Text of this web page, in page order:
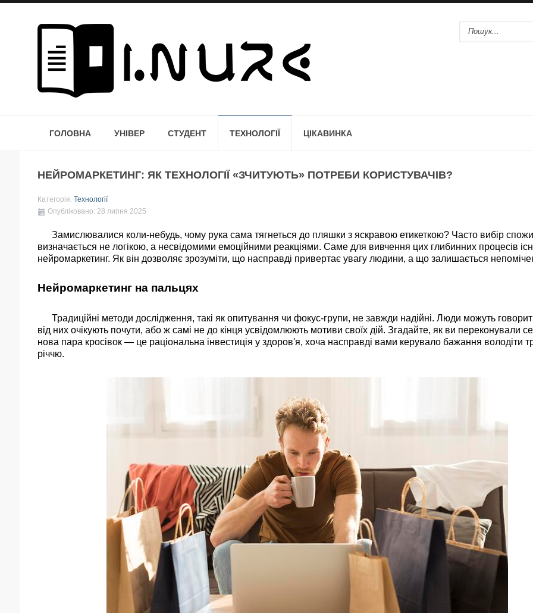
ГОЛОВНА УНІВЕР СТУДЕНТ ТЕХНОЛОГІЇ ЦІКАВИНКА
НЕЙРОМАРКЕТИНГ: ЯК ТЕХНОЛОГІЇ «ЗЧИТУЮТЬ» ПОТРЕБИ КОРИСТУВАЧІВ?
Категорія: Технології
Опубліковано: 28 липня 2025
Замислювалися коли-небудь, чому рука сама тягнеться до пляшки з яскравою етикеткою? Часто вибір
визначається не логікою, а несвідомими емоційними реакціями. Саме для вивчення цих глибинних процесів
нейромаркетинг. Як він дозволяє зрозуміти, що насправді привертає увагу людини, а що залишається
Нейромаркетинг на пальцях
Традиційні методи дослідження, такі як опитування чи фокус-групи, не завжди надійні. Люди можуть
від них очікують почути, або ж самі не до кінця усвідомлюють мотиви своїх дій. Згадайте, як ви переконували
нова пара кросівок — це раціональна інвестиція у здоров'я, хоча насправді вами керувало бажання володіти
річчю.